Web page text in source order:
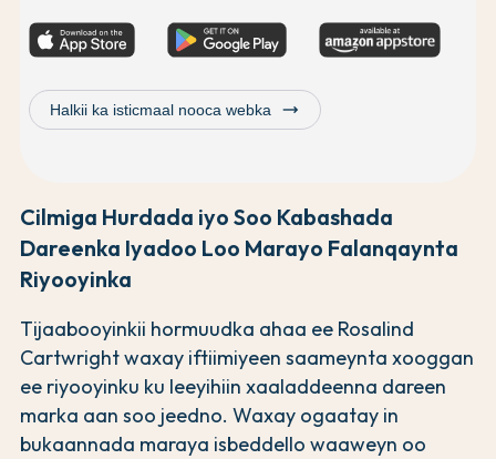
Halkii ka isticmaal nooca webka trending_flat
Cilmiga Hurdada iyo Soo Kabashada
Dareenka Iyadoo Loo Marayo Falanqaynta
Riyooyinka
Tijaabooyinkii hormuudka ahaa ee Rosalind
Cartwright waxay iftiimiyeen saameynta xooggan
ee riyooyinku ku leeyihiin xaaladdeenna dareen
marka aan soo jeedno. Waxay ogaatay in
bukaannada maraya isbeddello waaweyn oo